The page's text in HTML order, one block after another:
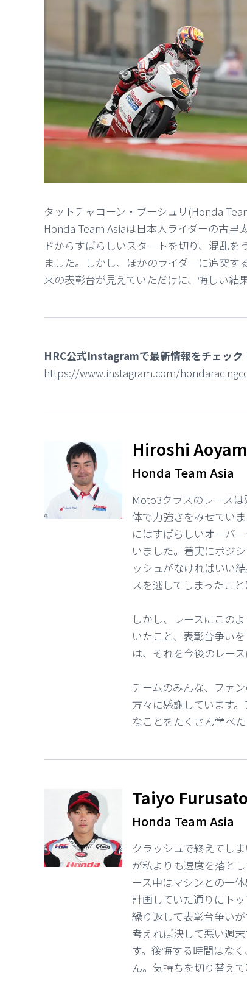
タットチャコーン・ブーシュリ(Honda
Honda Team Asiaは日本人ライダーの古里
ドからすばらしいスタートを切り、混乱
ました。しかし、ほかのライダーに追突
来の表彰台が見えていただけに、悔しい結
HRC公式Instagramで最新情報をチェック
https://www.instagram.com/
Hiroshi
Honda Team Asia
Moto3クラスのレース
体で力強さをみせてい
にはすばらしいオーバ
いました。着実にポジ
ッシュがなければいい
スを逃してしまったこと
しかし、レースにこの
いたこと、表彰台争い
は、それを今後のレー
チームのみんな、ファ
方々に感謝しています
なことをたくさん学べ
Taiyo Furusato
Honda Team Asia
クラッシュで終えてし
が私よりも速度を落と
ース中はマシンとの一
計画していた通りにト
繰り返して表彰台争い
考えれば決して悪い週
す。後悔する時間はな
ん。気持ちを切り替え